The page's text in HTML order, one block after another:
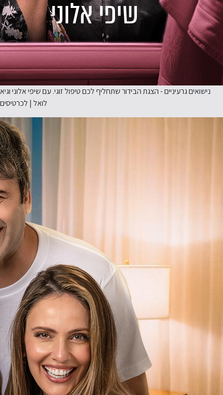
נישואים גרעיניים - הצגת הבידור שתחליף לכם טיפול זוגי. עם שיפי אלוני וגיא
לואל | לכרטיסים